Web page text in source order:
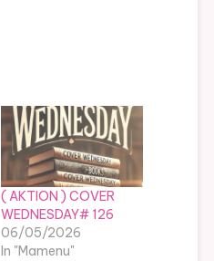
( AKTION ) COVER
WEDNESDAY# 126
06/05/2026
In "Mamenu"